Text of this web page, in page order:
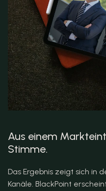
Aus einem
Stimme.
Das Ergebnis zeigt sich in
Kanäle. BlackPoint